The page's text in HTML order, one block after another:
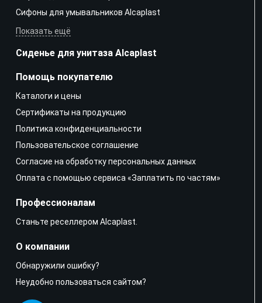
Сифоны для умывальников Alcaplast
Показать ещё
Сиденье для унитаза Alcaplast
Помощь покупателю
Каталоги и цены
Сертификаты на продукцию
Политика конфиденциальности
Пользовательское соглашение
Согласие на обработку персональных данных
Оплата с помощью сервиса «Заплатить по частям»
Профессионалам
Станьте реселлером Alcaplast.
О компании
Обнаружили ошибку?
Неудобно пользоваться сайтом?